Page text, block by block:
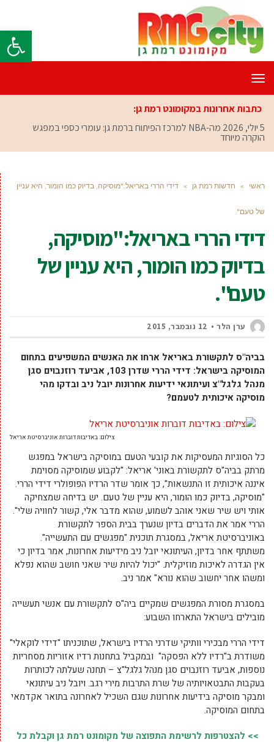
פתח
תפריט
כתבות אחרונות במקומונט רמת גן:
5 יולי, 2026
מה-NBA למרכז הפיתוח ברמת גן: עומרי כספי במפגש
הוקרה מיוחד
ראשי » חדשות רמת גן » דידי הררי באריאל:"מוסיקה, בדיוק כמו הומור, היא עניין
של טעם".
דידי הררי באריאל:"מוסיקה,
בדיוק כמו הומור, היא עניין של
טעם".
ערן הלר 12 נובמבר, 2015
בביה"ס לתקשורת באריאל ארחו את האנשים המשפיעים בתחום
המוסיקה בישראל:
דידי הררי שדרן 103, אביעד רוזנבוים סגן
מנהל גלגל"צ ועיתונאי ידיעות אחרונות יובל ניב ובדקומהי
מוסיקה איכותית לטעמם?
צילום: באדיבות דוברות אוניברסיטת אריאל
כל הסוגיות המעסיקות את קובעי הטעם במוסיקה בישראל במפגש
מרתק בביה"ס לתקשורת באוני' אריאל: "לקבוע שמוסיקה מסוימת
איננה איכותית זו התנשאות", כך אומר שדר הרדיו הפופולרי דידי הררי.
"מוסיקה, בדיוק כמו הומור, היא עניין של טעם. יש בדיחה שמצחיקה
אותי ויש שיר שאני אוהב לשמוע, שהוא מדבר אלי, קשור לחוויה שלי".
הררי אמר את הדברים בדיון שנערך בבית הספר לתקשורת
באוניברסיטת אריאל, במסגרת תוכנית "מפגשים עם התעשייה".
משתתף אחר בדיון, העיתונאי יובל ניב מידיעות אחרונות, אמר בדיון כי
אין הגדרה לאיכות מוזיקלית. "יכול להיות שיר שאני חושב שהוא נפלא
ומשהו אחר יחשוב שהוא נורא" אמר ניב.
במסגרת מסורת המפגשים שמקיים ביה"ס לתקשורת עם אנשי תעשייה
מובילים בישראל התארחו השבוע:
דידי הררי מבכירי וותיקי שדרני הרדיו בישראל, שתוכניתו "דידי לוקאלי"
משודרת ב"רדיו ללא הפסקה" ובמקביל בתחנות רדיו אזוריות מסחריות
נוספות, אביעד רוזנבוים סגן מנהל גלגל"צ – תחנה שעלתה לכותרות
בעקבות התבטאויותיה של שרת התרבות מירי רגב. ויובל ניב עיתונאי
ומבקר מוסיקה בידיעות אחרונות שגם השכיל לאחרונה בתואר אקדמאי
בתחום המוסיקה.
>> להצטרפות לרשימת התפוצה של מקומונט רמת גן וקבלת כל